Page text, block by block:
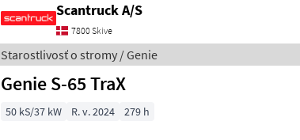
Scantruck A/S
7800 Skive
Starostlivosť o stromy / Genie
Genie S-65 TraX
50 kS/37 kW R. v. 2024 279 h